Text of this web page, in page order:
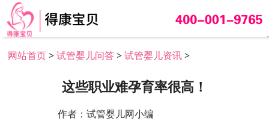
网站首页>试管婴儿问答>试管婴儿资讯>
这些职业难孕育率很高！
作者：试管婴儿网小编